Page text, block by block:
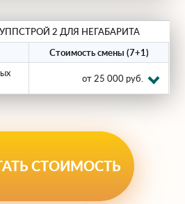
доверяют
проекты?
чистоту сделки
без
2 ДЛЯ НЕГАБАРИТА
Стоимость смены (7+1)
от 25 000 руб.
СТОИМОСТЬ